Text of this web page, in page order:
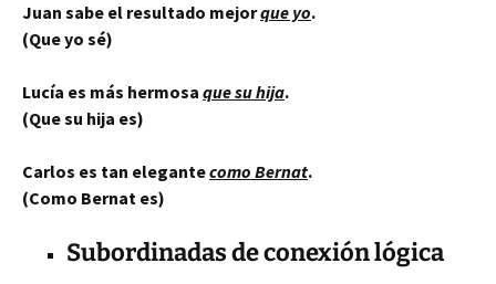
Juan sabe el resultado mejorque yo.
(Que yo sé)
Lucía es más hermosa que su hija.
(Que su hija es)
Carlos es tan elegantecomo Bernat.
(Como Bernat es)
Subordinadas de conexión lógica